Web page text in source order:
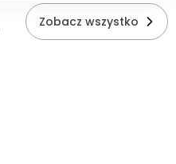
Zobacz wszystko